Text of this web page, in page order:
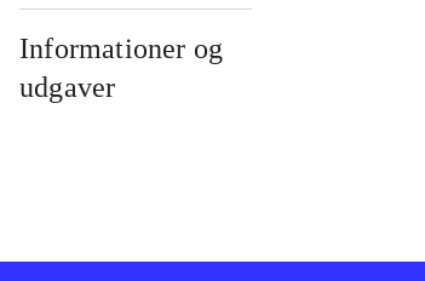
Informationer og
udgaver